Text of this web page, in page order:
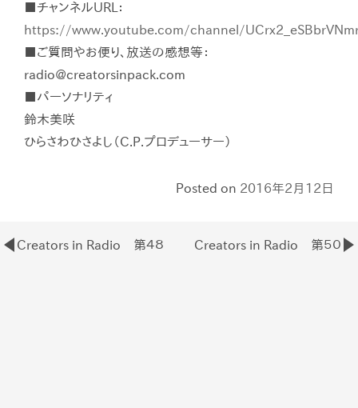
■チャンネルURL：
https://www.youtube.com/channel/
■ご質問やお便り、放送の感想等：
radio@creatorsinpack.com
■パーソナリティ
鈴木美咲
ひらさわひさよし（C.P.プロデューサー）
Posted on 2016年2月12日
PostCreators in Radio 第４８
Creators in Radio 第５０